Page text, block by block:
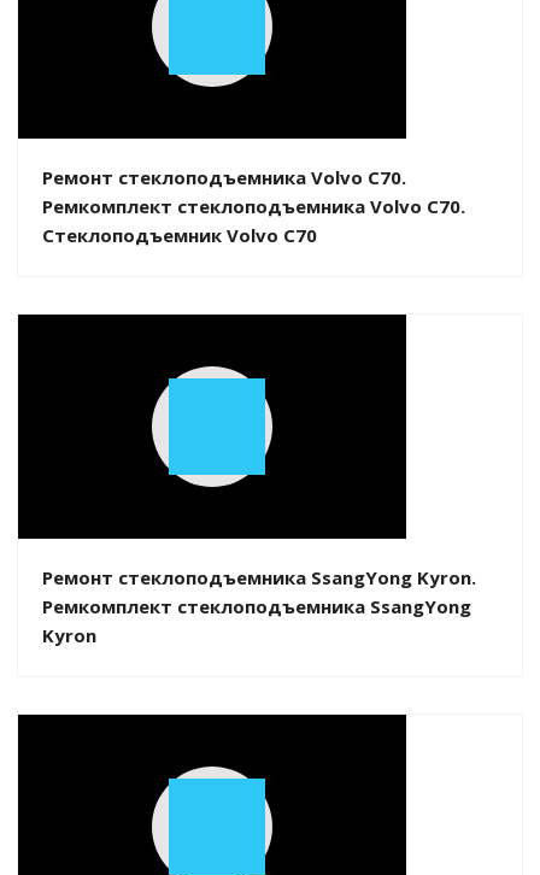
Play
Ремонт стеклоподъемника Volvo C70.
Ремкомплект стеклоподъемника Volvo C70.
Стеклоподъемник Volvo C70
Play
Ремонт стеклоподъемника SsangYong Kyron.
Ремкомплект стеклоподъемника SsangYong
Kyron
Play